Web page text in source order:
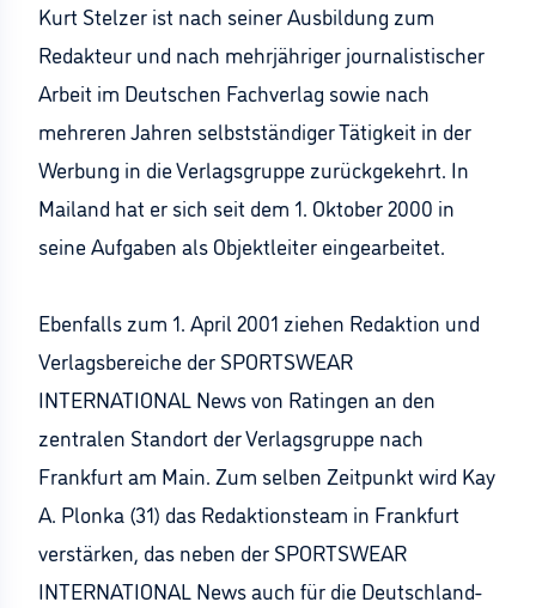
Kurt Stelzer ist nach seiner Ausbildung zum
Redakteur und nach mehrjähriger journalistischer
Arbeit im Deutschen Fachverlag sowie nach
mehreren Jahren selbstständiger Tätigkeit in der
Werbung in die Verlagsgruppe zurückgekehrt. In
Mailand hat er sich seit dem 1. Oktober 2000 in
seine Aufgaben als Objektleiter eingearbeitet.
Ebenfalls zum 1. April 2001 ziehen Redaktion und
Verlagsbereiche der SPORTSWEAR
INTERNATIONAL News von Ratingen an den
zentralen Standort der Verlagsgruppe nach
Frankfurt am Main. Zum selben Zeitpunkt wird Kay
A. Plonka (31) das Redaktionsteam in Frankfurt
verstärken, das neben der SPORTSWEAR
INTERNATIONAL News auch für die Deutschland-